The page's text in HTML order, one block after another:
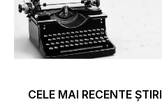
CELE MAI RECENTE ȘTIRI